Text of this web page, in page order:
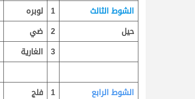
الشوط الثالث 1 لوبره
حيل
2 ضي
3 الغارية
الشوط الرابع 1 فلج